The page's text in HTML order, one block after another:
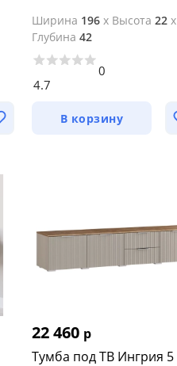
Ширина 196 x Высота 22 x
Глубина 42
4.7
0
В корзину
22 460 р
Тумба под ТВ Ингрия 5